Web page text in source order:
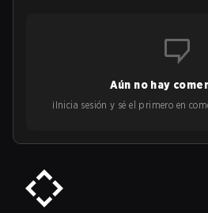
Aún no hay
¡Inicia sesión y sé el primero en